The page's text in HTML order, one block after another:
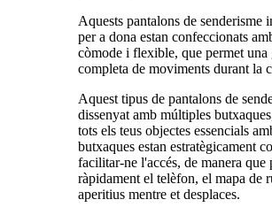
Aquests pantalons de senderisme
per a dona estan confeccionats
còmode i flexible, que permet una
completa de moviments durant la
Aquest tipus de pantalons de
dissenyat amb múltiples
tots els teus objectes essencials
butxaques estan estratègicament
facilitar-ne l'accés, de manera que
ràpidament el telèfon, el mapa de
aperitius mentre et desplaces.